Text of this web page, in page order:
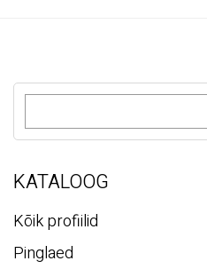
O
s
KATALOOG
Kõik profiilid
Pinglaed